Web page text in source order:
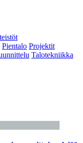
Pientalo Projektit
Talotekniikka